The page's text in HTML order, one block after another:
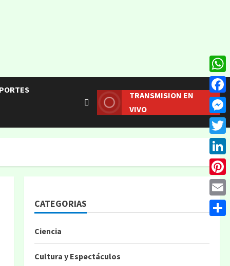
TRANSMISION EN
VIVO
CATEGORIAS
Ciencia
Cultura y Espectáculos
Email